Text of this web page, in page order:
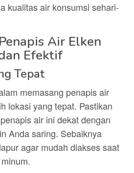
kualitas air konsumsi sehari-
Air Elken
Efektif
Tepat
memasang penapis air
lokasi yang tepat. Pastikan
air ini dekat dengan
Anda saring. Sebaiknya
agar mudah diakses saat